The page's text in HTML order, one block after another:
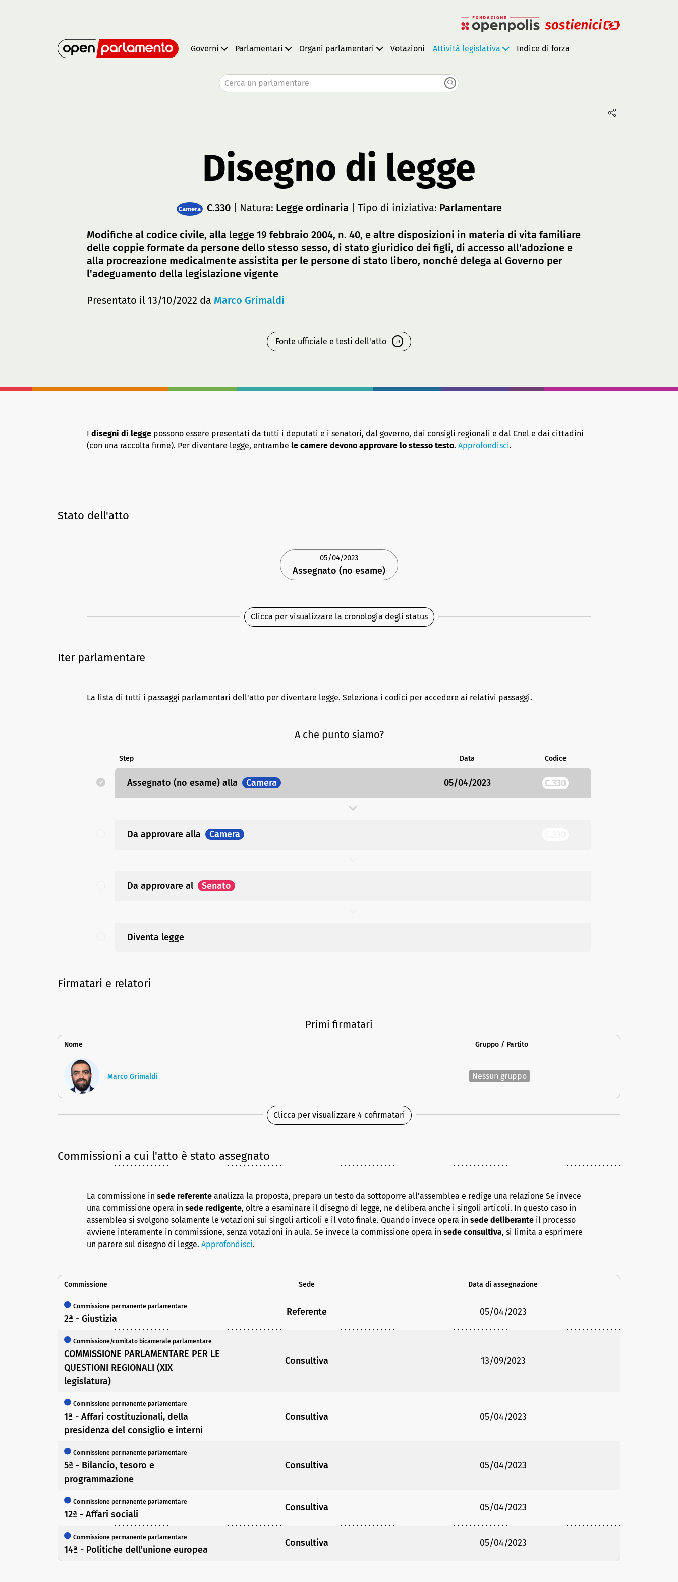
Governi Parlamentari Organi parlamentari Votazioni Attività legislativa Indice di forza
Cerca un parlamentare
Disegno di legge
Camera C.330| Natura: Legge ordinaria | Tipo di iniziativa: Parlamentare
Modifiche al codice civile, alla legge 19 febbraio 2004, n. 40, e altre disposizioni in materia di vita familiare
delle coppie formate da persone dello stesso sesso, di stato giuridico dei figli, di accesso all'adozione e
alla procreazione medicalmente assistita per le persone di stato libero, nonché delega al Governo per
l'adeguamento della legislazione vigente
Presentato il 13/10/2022 da Marco Grimaldi
Fonte ufficiale e testi dell'atto
I disegni di legge possono essere presentati da tutti i deputati e i senatori, dal governo, dai consigli regionali e dal Cnel e dai cittadini
(con una raccolta firme). Per diventare legge, entrambe le camere devono approvare lo stesso testo. Approfondisci.
Stato dell'atto
05/04/2023
Assegnato (no esame)
Clicca per visualizzare la cronologia degli status
Iter parlamentare
La lista di tutti i passaggi parlamentari dell'atto per diventare legge. Seleziona i codici per accedere ai relativi passaggi.
A che punto siamo?
Step Data Codice
Assegnato (no esame) alla Camera 05/04/2023 C.330
Da approvare alla Camera
Da approvare al Senato
Diventa legge
Firmatari e relatori
Primi firmatari
Nome Gruppo / Partito
Marco Grimaldi Nessun gruppo
Clicca per visualizzare 4 cofirmatari
Commissioni a cui l'atto è stato assegnato
La commissione in sede referente analizza la proposta, prepara un testo da sottoporre all’assemblea e redige una relazione Se invece
una commissione opera in sede redigente, oltre a esaminare il disegno di legge, ne delibera anche i singoli articoli. In questo caso in
assemblea si svolgono solamente le votazioni sui singoli articoli e il voto finale. Quando invece opera in sede deliberante il processo
avviene interamente in commissione, senza votazioni in aula. Se invece la commissione opera in sede consultiva, si limita a esprimere
un parere sul disegno di legge. Approfondisci.
Commissione Sede Data di assegnazione
Commissione permanente parlamentare
2ª - Giustizia
Referente 05/04/2023
Commissione/comitato bicamerale parlamentare
COMMISSIONE PARLAMENTARE PER LE
QUESTIONI REGIONALI (XIX
legislatura)
Consultiva 13/09/2023
Commissione permanente parlamentare
1ª - Affari costituzionali, della
presidenza del consiglio e interni
Consultiva 05/04/2023
Commissione permanente parlamentare
5ª - Bilancio, tesoro e
programmazione
Consultiva 05/04/2023
Commissione permanente parlamentare
12ª - Affari sociali
Consultiva 05/04/2023
Commissione permanente parlamentare
14ª - Politiche dell'unione europea
Consultiva 05/04/2023